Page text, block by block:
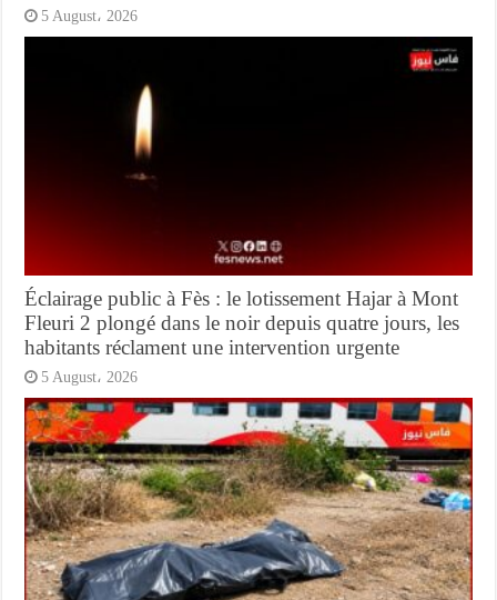
5 August، 2026
Éclairage public à Fès : le lotissement Hajar à Mont
Fleuri 2 plongé dans le noir depuis quatre jours, les
habitants réclament une intervention urgente
5 August، 2026